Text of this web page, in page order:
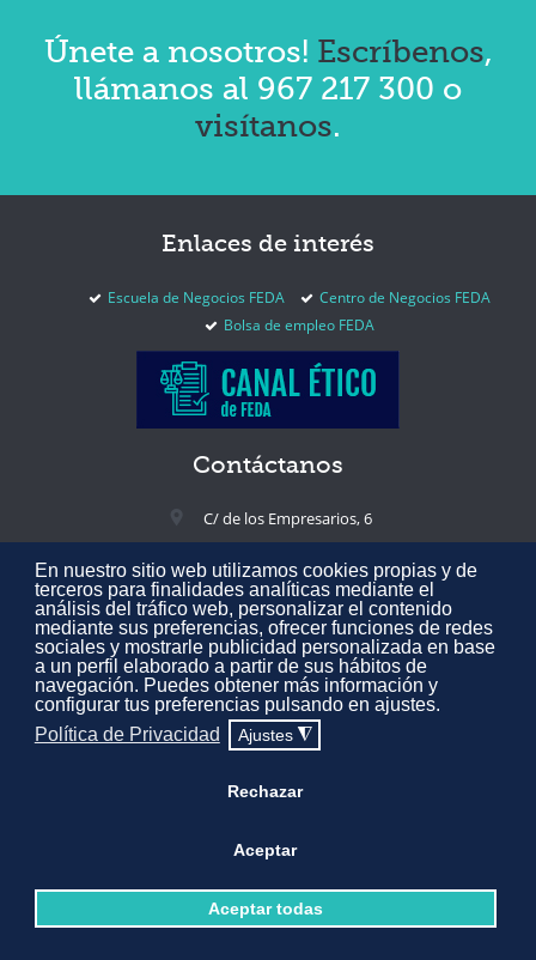
En nuestro sitio web utilizamos cookies propias y de
terceros para finalidades analíticas mediante el
análisis del tráfico web, personalizar el contenido
mediante sus preferencias, ofrecer funciones de redes
sociales y mostrarle publicidad personalizada en base
a un perfil elaborado a partir de sus hábitos de
navegación. Puedes obtener más información y
configurar tus preferencias pulsando en ajustes.
Política de Privacidad
Ajustes ◮
Rechazar
Aceptar
Aceptar todas
Únete a nosotros! Escríbenos,
llámanos al 967 217 300 o
visítanos.
Enlaces de interés
Escuela de Negocios FEDA
Centro de Negocios FEDA
Bolsa de empleo FEDA
Contáctanos
C/ de los Empresarios, 6
02005 Albacete, España
+34 967 217 300
feda@feda.es
Todos los derechos reservados © 2020 Confederación de Empresarios
de Albacete FEDA.Aviso Legal·Política de Privacidad
   